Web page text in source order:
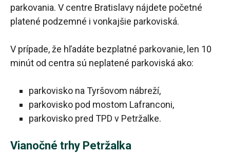
parkovania. V centre Bratislavy nájdete početné
platené podzemné i vonkajšie parkoviská.
V prípade, že hľadáte bezplatné parkovanie, len 10
minút od centra sú neplatené parkoviská ako:
parkovisko na Tyršovom nábreží,
parkovisko pod mostom Lafranconi,
parkovisko pred TPD v Petržalke.
Vianočné trhy Petržalka